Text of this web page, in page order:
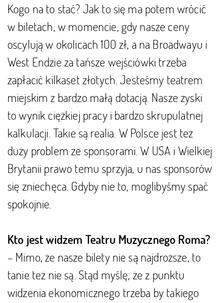
Kogo na to stać? Jak to się ma potem wrócić
w biletach, w momencie, gdy nasze ceny
oscylują w okolicach 100 zł, a na Broadwayu i
West Endzie za tańsze wejściówki trzeba
zapłacić kilkaset złotych. Jesteśmy teatrem
miejskim z bardzo małą dotacją. Nasze zyski
to wynik ciężkiej pracy i bardzo skrupulatnej
kalkulacji. Takie są realia. W Polsce jest też
duży problem ze sponsorami. W USA i Wielkiej
Brytanii prawo temu sprzyja, u nas sponsorów
się zniechęca. Gdyby nie to, moglibyśmy spać
spokojnie.
Kto jest widzem Teatru Muzycznego Roma?
– Mimo, że nasze bilety nie są najdroższe, to
tanie też nie są. Stąd myślę, że z punktu
widzenia ekonomicznego trzeba by takiego